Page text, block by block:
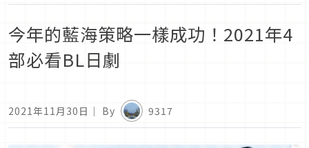
今年的藍海策略一樣成功！2021年4
部必看BL日劇
2021年11月30日 ｜ By 9317